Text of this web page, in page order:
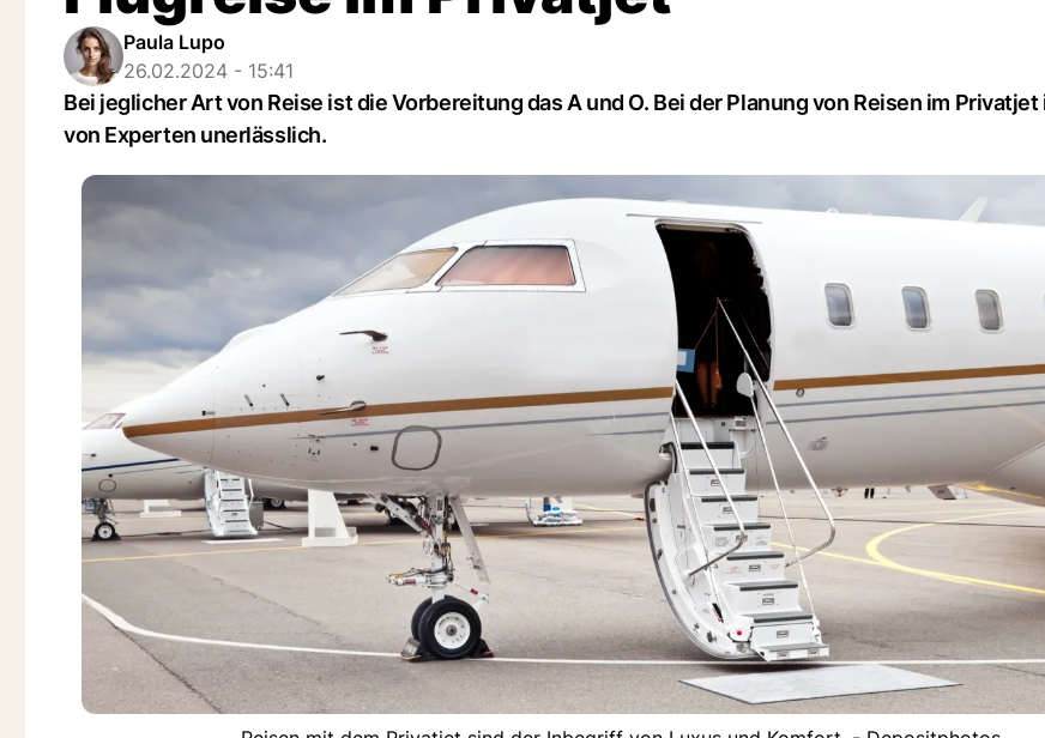
Paula Lupo
26.02.2024 - 15:41
Bei jeglicher Art von Reise ist die Vorbereitung das A und O. Bei der Planung von Reisen im
von Experten unerlässlich.